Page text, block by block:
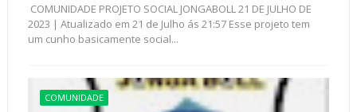
COMUNIDADE PROJETO SOCIAL JONGABOLL 21 DE JULHO DE
2023 | Atualizado em 21 de Julho ás 21:57 Esse projeto tem
um cunho basicamente social...
COMUNIDADE